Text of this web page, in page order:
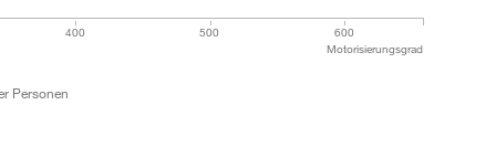
400 500 600
Motorisierungsgrad
Personen